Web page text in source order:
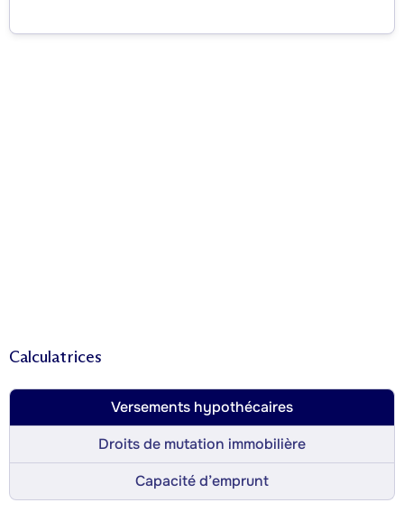
Calculatrices
Versements hypothécaires
Droits de mutation immobilière
Capacité d’emprunt